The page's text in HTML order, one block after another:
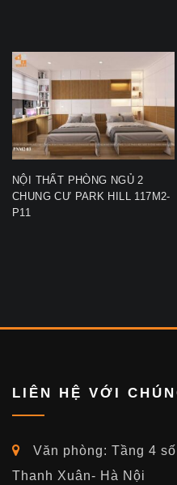
NỘI THẤT PHÒNG NGỦ 2
CHUNG CƯ PARK HILL 117M2-
P11
LIÊN HỆ VỚI
Văn phòng: Tầng 4
Thanh Xuân- Hà Nội